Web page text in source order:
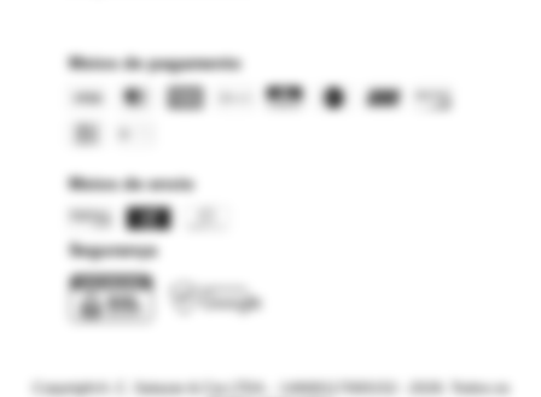
Meios de pagamento
Meios de envio
Segurança
Copyright A. C. Salazar & Cia LTDA. - 14668117000152 - 2026. Todos os